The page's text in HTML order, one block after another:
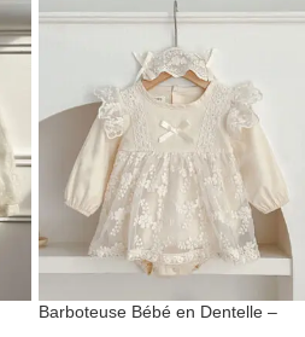
Barboteuse Bébé en Dentelle –